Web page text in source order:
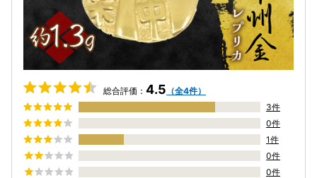
総合評価： 4.5 （全4件）
3件
0件
1件
0件
0件